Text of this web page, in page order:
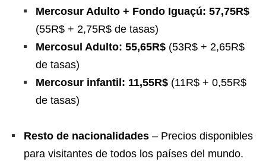
Mercosur Adulto + Fondo Iguaçú: 57,75R$
(55R$ + 2,75R$ de tasas)
Mercosul Adulto: 55,65R$ (53R$ + 2,65R$
de tasas)
Mercosur infantil: 11,55R$ (11R$ + 0,55R$
de tasas)
Resto de nacionalidades – Precios disponibles
para visitantes de todos los países del mundo.